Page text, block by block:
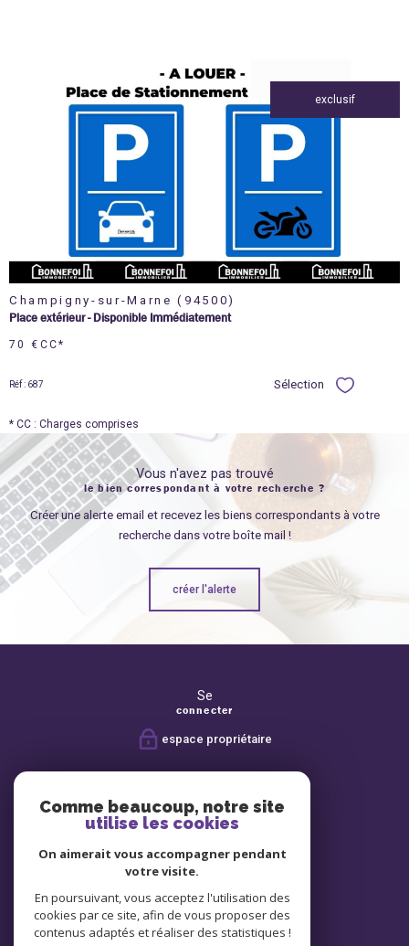
exclusif
Champigny-sur-Marne (94500)
Place extérieur - Disponible Immédiatement
70 € CC*
Réf : 687 Sélection Sélectionner
* CC : Charges comprises
Vous n'avez pas trouvé
le bien correspondant à votre recherche ?
Créer une alerte email et recevez les biens correspondants à votre
recherche dans votre boîte mail !
créer l'alerte
Se
connecter
espace propriétaire
Avis
Comme beaucoup, notre site
utilise les cookies
On aimerait vous accompagner pendant
votre visite.
En poursuivant, vous acceptez l'utilisation des
cookies par ce site, afin de vous proposer des
contenus adaptés et réaliser des statistiques !